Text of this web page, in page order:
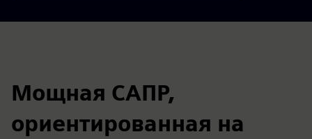
Мощная САПР,
ориентированная на